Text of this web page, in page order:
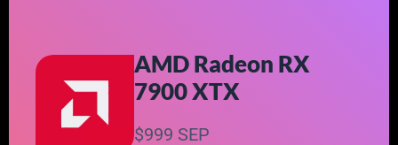
AMD Radeon RX
7900 XTX
$999 SEP